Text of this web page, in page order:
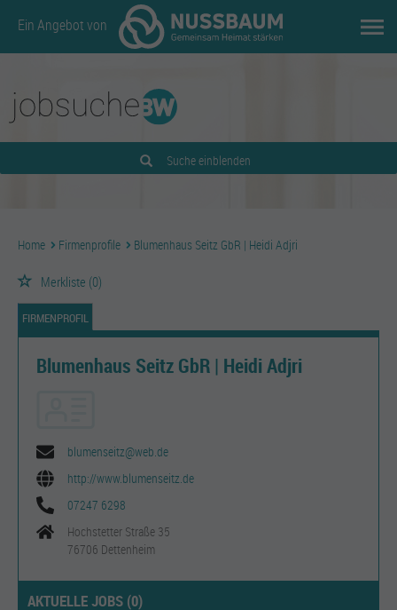
Ein Angebot von
Suche einblenden
Home Firmenprofile Blumenhaus Seitz GbR | Heidi Adjri
Merkliste (0)
FIRMENPROFIL
Blumenhaus Seitz GbR | Heidi Adjri
blumenseitz@web.de
http://www.blumenseitz.de
07247 6298
Hochstetter Straße 35
76706 Dettenheim
AKTUELLE JOBS (0)